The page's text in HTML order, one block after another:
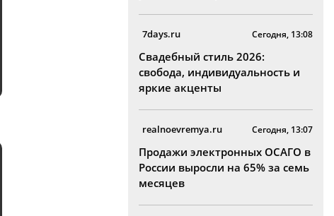
7days.ru Сегодня, 13:08
Свадебный стиль 2026:
свобода, индивидуальность и
яркие акценты
realnoevremya.ru Сегодня, 13:07
Продажи электронных ОСАГО в
России выросли на 65% за семь
месяцев